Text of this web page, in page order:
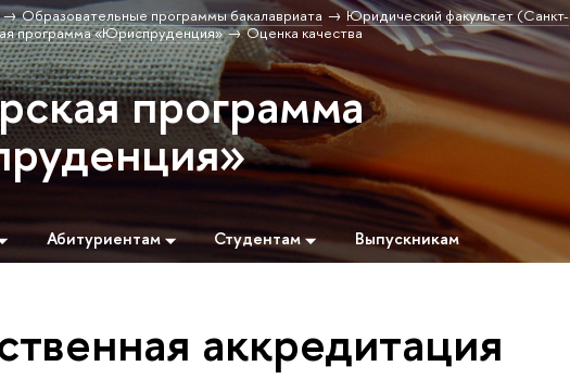
Образовательные программы бакалавриата
Юридический факультет (Санкт-
программа «Юриспруденция» Оценка качества
программа
Абитуриентам Студентам Выпускникам
аккредитация